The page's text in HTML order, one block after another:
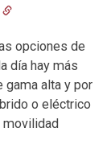
opciones de
día hay más
gama alta y por
o eléctrico
movilidad